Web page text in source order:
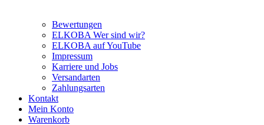
Bewertungen
ELKOBA Wer sind wir?
ELKOBA auf YouTube
Impressum
Karriere und Jobs
Versandarten
Zahlungsarten
Kontakt
Mein Konto
Warenkorb